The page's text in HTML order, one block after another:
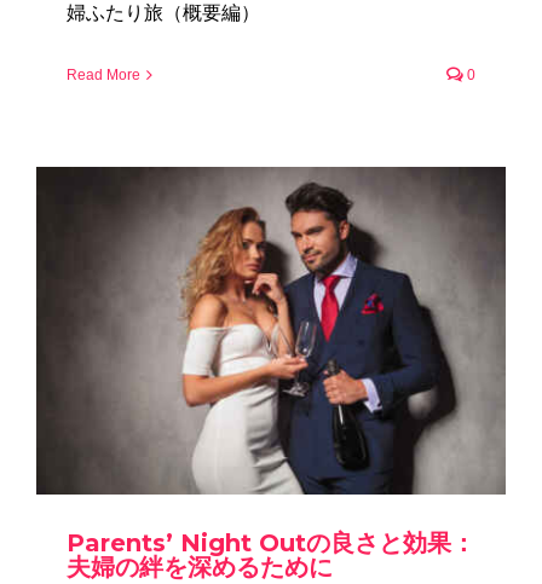
婦ふたり旅（概要編）
Read More 0
Parents’ Night Outの良さと効果：
夫婦の絆を深めるために